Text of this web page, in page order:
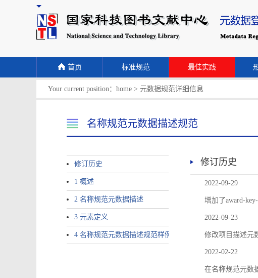
首页 标准规范 最佳实践
Your current position： home > 元数据规范详细信息
名称规范元数据描述规范
修订历史
1 概述
2 名称规范元数据描述
3 元素定义
4 名称规范元数据描述规范样例
修订历史
2022-09-29
增加了award-
2022-09-23
修改项目描述元
2022-02-22
在名称规范元数